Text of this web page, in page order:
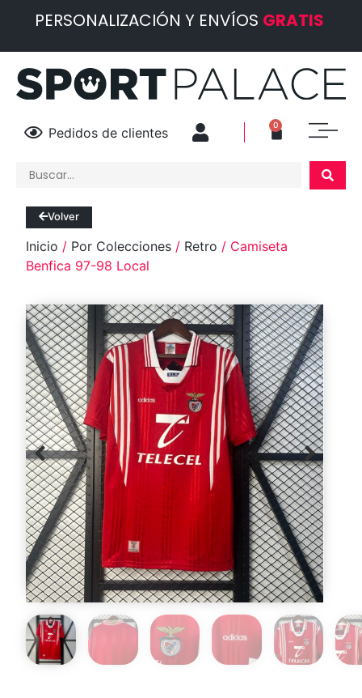
PERSONALIZACIÓN Y ENVÍOS GRATIS
Pedidos de clientes 0
Volver
Inicio / Por Colecciones / Retro / Camiseta
Benfica 97-98 Local